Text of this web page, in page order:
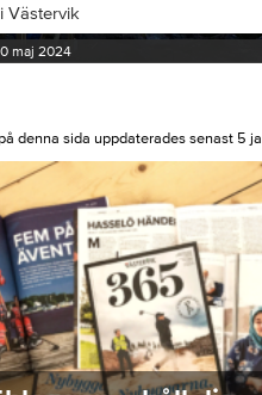
i Västervik
maj 2024
denna sida uppdaterades senast 5